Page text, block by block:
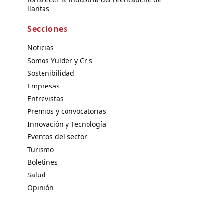
llantas
Secciones
Noticias
Somos Yulder y Cris
Sostenibilidad
Empresas
Entrevistas
Premios y convocatorias
Innovación y Tecnología
Eventos del sector
Turismo
Boletines
Salud
Opinión